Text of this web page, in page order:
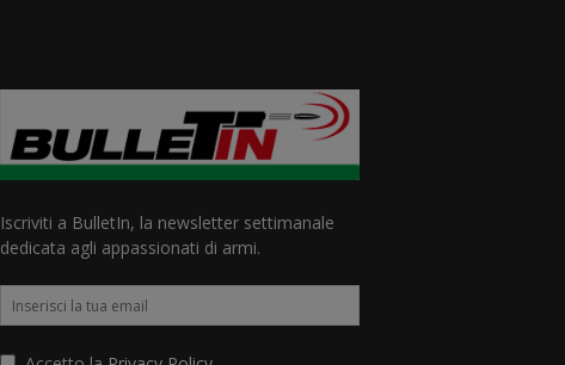
Iscriviti a BulletIn, la newsletter settimanale
dedicata agli appassionati di armi.